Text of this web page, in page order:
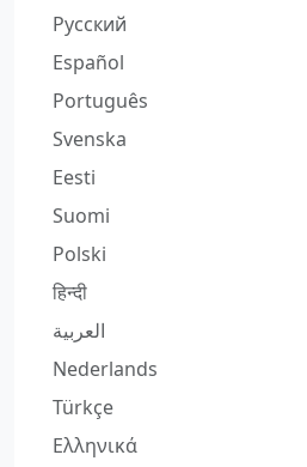
Русский
Español
Português
Svenska
Eesti
Suomi
Polski
हिन्दी
العربية
Nederlands
Türkçe
Ελληνικά